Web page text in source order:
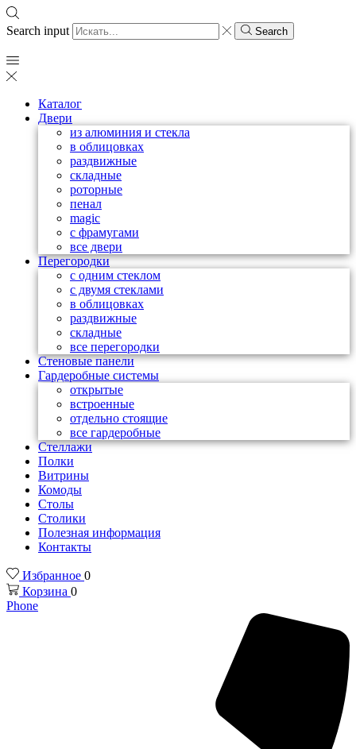
Search input Search
Каталог
Двери
из алюминия и стекла
в облицовках
раздвижные
складные
роторные
пенал
magic
с фрамугами
все двери
Перегородки
с одним стеклом
с двумя стеклами
в облицовках
раздвижные
складные
все перегородки
Стеновые панели
Гардеробные системы
открытые
встроенные
отдельно стоящие
все гардеробные
Стеллажи
Полки
Витрины
Комоды
Столы
Столики
Полезная информация
Контакты
Избранное 0
Корзина 0
Phone